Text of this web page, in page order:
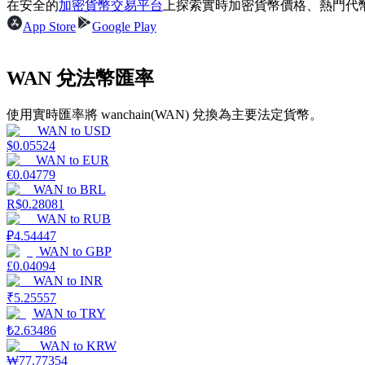
合約指南
合約功能使用指南
交易策略
學習如何保持盈利
在安全的加密貨幣交易平台 上探索實時加密貨幣價格、熱門代
App Store
Google Play
WAN 兌法幣匯率
使用實時匯率將 wanchain(WAN) 兌換為主要法定貨幣。
WAN to USD
$0.05524
WAN to EUR
€0.04779
WAN to BRL
R$0.28081
WAN to RUB
₽4.54447
WAN to GBP
£0.04094
WAN to INR
₹5.25557
WAN to TRY
₺2.63486
WAN to KRW
₩77.77354